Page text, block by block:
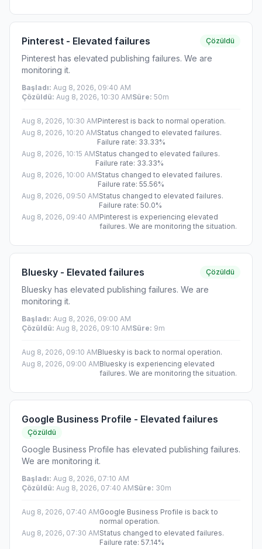
Pinterest - Elevated failures Çözüldü
Pinterest has elevated publishing failures. We are
monitoring it.
Başladı: Aug 8, 2026, 09:40 AM
Çözüldü: Aug 8, 2026, 10:30 AMSüre: 50m
Aug 8, 2026, 10:30 AMPinterest is back to normal operation.
Aug 8, 2026, 10:20 AMStatus changed to elevated failures.
Failure rate: 33.33%
Aug 8, 2026, 10:15 AMStatus changed to elevated failures.
Failure rate: 33.33%
Aug 8, 2026, 10:00 AMStatus changed to elevated failures.
Failure rate: 55.56%
Aug 8, 2026, 09:50 AMStatus changed to elevated failures.
Failure rate: 50.0%
Aug 8, 2026, 09:40 AMPinterest is experiencing elevated
failures. We are monitoring the situation.
Bluesky - Elevated failures Çözüldü
Bluesky has elevated publishing failures. We are
monitoring it.
Başladı: Aug 8, 2026, 09:00 AM
Çözüldü: Aug 8, 2026, 09:10 AMSüre: 9m
Aug 8, 2026, 09:10 AMBluesky is back to normal operation.
Aug 8, 2026, 09:00 AMBluesky is experiencing elevated
failures. We are monitoring the situation.
Google Business Profile - Elevated failures
Çözüldü
Google Business Profile has elevated publishing failures.
We are monitoring it.
Başladı: Aug 8, 2026, 07:10 AM
Çözüldü: Aug 8, 2026, 07:40 AMSüre: 30m
Aug 8, 2026, 07:40 AMGoogle Business Profile is back to
normal operation.
Aug 8, 2026, 07:30 AMStatus changed to elevated failures.
Failure rate: 57.14%